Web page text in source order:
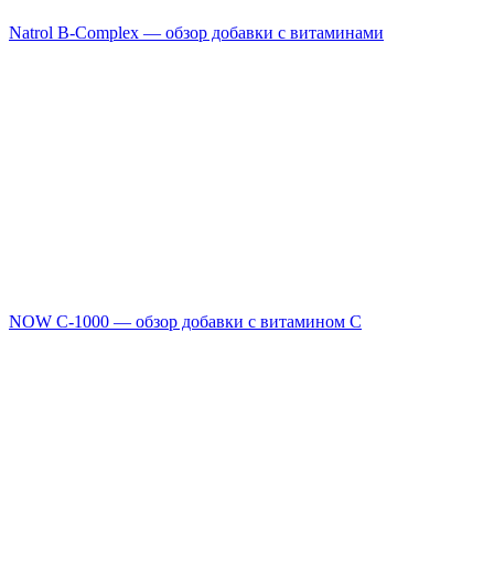
Natrol B-Complex — обзор добавки с витаминами
NOW C-1000 — обзор добавки с витамином C